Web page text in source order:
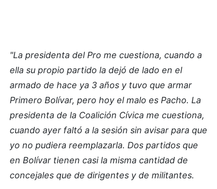
"La presidenta del Pro me cuestiona, cuando a
ella su propio partido la dejó de lado en el
armado de hace ya 3 años y tuvo que armar
Primero Bolívar, pero hoy el malo es Pacho. La
presidenta de la Coalición Cívica me cuestiona,
cuando ayer faltó a la sesión sin avisar para que
yo no pudiera reemplazarla. Dos partidos que
en Bolívar tienen casi la misma cantidad de
concejales que de dirigentes y de militantes.